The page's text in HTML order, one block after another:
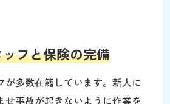
フと保険の完備
が多数在籍しています。新人に
せ事故が起きないように作業を